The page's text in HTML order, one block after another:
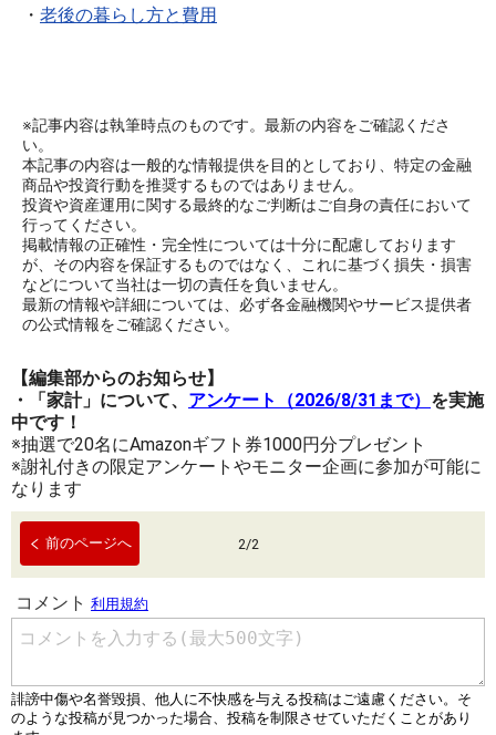
・ 老後の暮らし方と費用
※記事内容は執筆時点のものです。最新の内容をご確認くださ
い。
本記事の内容は一般的な情報提供を目的としており、特定の金融
商品や投資行動を推奨するものではありません。
投資や資産運用に関する最終的なご判断はご自身の責任において
行ってください。
掲載情報の正確性・完全性については十分に配慮しております
が、その内容を保証するものではなく、これに基づく損失・損害
などについて当社は一切の責任を負いません。
最新の情報や詳細については、必ず各金融機関やサービス提供者
の公式情報をご確認ください。
【編集部からのお知らせ】
・「家計」について、 アンケート（2026/8/31まで） を実施
中です！
※抽選で20名にAmazonギフト券1000円分プレゼント
※謝礼付きの限定アンケートやモニター企画に参加が可能に
なります
前のページへ 2/2